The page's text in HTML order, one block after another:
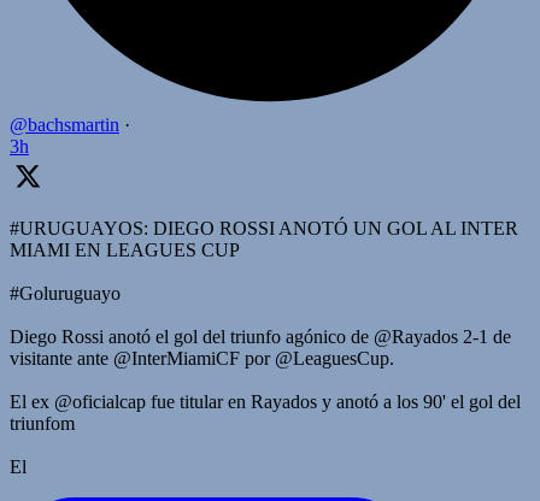
@bachsmartin ·
3h
#URUGUAYOS: DIEGO ROSSI ANOTÓ UN GOL AL INTER
MIAMI EN LEAGUES CUP
#Goluruguayo
Diego Rossi anotó el gol del triunfo agónico de @Rayados 2-1 de
visitante ante @InterMiamiCF por @LeaguesCup.
El ex @oficialcap fue titular en Rayados y anotó a los 90' el gol del
triunfom
El